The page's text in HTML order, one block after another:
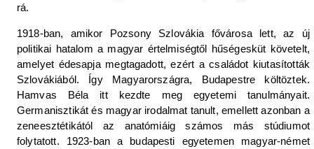
rá.
1918-ban, amikor Pozsony Szlovákia fővárosa lett, az új
politikai hatalom a magyar értelmiségtől hűségesküt követelt,
amelyet édesapja megtagadott, ezért a családot kiutasították
Szlovákiából. Így Magyarországra, Budapestre költöztek.
Hamvas Béla itt kezdte meg egyetemi tanulmányait.
Germanisztikát és magyar irodalmat tanult, emellett azonban a
zeneesztétikától az anatómiáig számos más stúdiumot
folytatott. 1923-ban a budapesti egyetemen magyar-német